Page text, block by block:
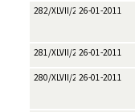
282/XLVII/201126-01-2011
281/XLVII/201126-01-2011
280/XLVII/201126-01-2011